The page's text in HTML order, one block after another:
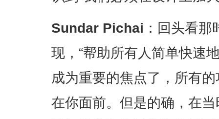
Sundar Pichai ：回头看
现，“帮助所有人简单快速
成为重要的焦点了，所有
在你面前。但是的确，在